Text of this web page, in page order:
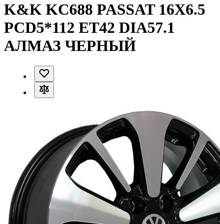
K&K KC688 PASSAT 16X6.5
PCD5*112 ET42 DIA57.1
АЛМАЗ ЧЕРНЫЙ